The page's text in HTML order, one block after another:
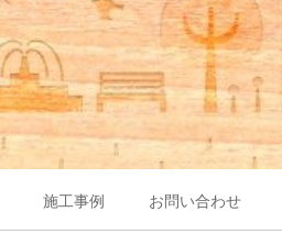
施工事例 お問い合わせ